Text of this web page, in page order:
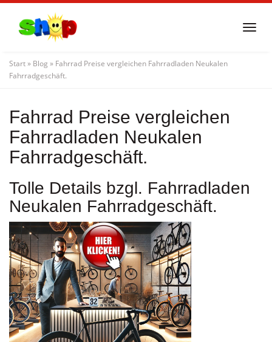
content
Start» Blog » Fahrrad Preise vergleichen Fahrradladen Neukalen
Fahrradgeschäft.
Fahrrad Preise vergleichen
Fahrradladen Neukalen
Fahrradgeschäft.
Tolle Details bzgl. Fahrradladen
Neukalen Fahrradgeschäft.